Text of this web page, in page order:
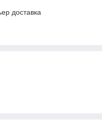
доставка